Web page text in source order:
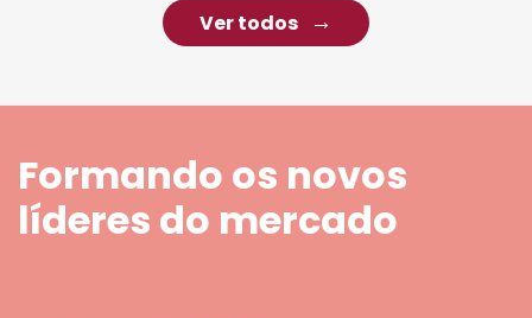
Ver todos
Formando os novos
líderes do mercado